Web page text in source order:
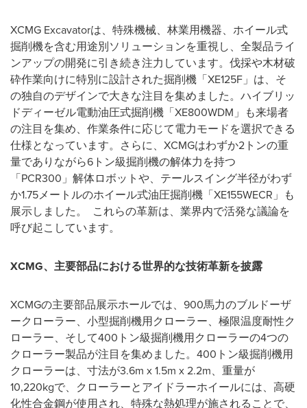
XCMG Excavatorは、特殊機械、林業用機器、ホイール式
掘削機を含む用途別ソリューションを重視し、全製品ライ
ンアップの開発に引き続き注力しています。伐採や木材破
砕作業向けに特別に設計された掘削機「XE125F」は、そ
の独自のデザインで大きな注目を集めました。ハイブリッ
ドディーゼル電動油圧式掘削機「XE800WDM」も来場者
の注目を集め、作業条件に応じて電力モードを選択できる
仕様となっています。さらに、XCMGはわずか2トンの重
量でありながら6トン級掘削機の解体力を持つ
「PCR300」解体ロボットや、テールスイング半径がわず
か1.75メートルのホイール式油圧掘削機「XE155WECR」も
展示しました。 これらの革新は、業界内で活発な議論を
呼び起こしています。
XCMG、主要部品における世界的な技術革新を披露
XCMGの主要部品展示ホールでは、900馬力のブルドーザ
ークローラー、小型掘削機用クローラー、極限温度耐性ク
ローラー、そして400トン級掘削機用クローラーの4つの
クローラー製品が注目を集めました。400トン級掘削機用
クローラーは、寸法が3.6m x1.5m x 2.2m、重量が
10,220kgで、クローラーとアイドラーホイールには、高硬
化性合金鋼が使用され、特殊な熱処理が施されることで、